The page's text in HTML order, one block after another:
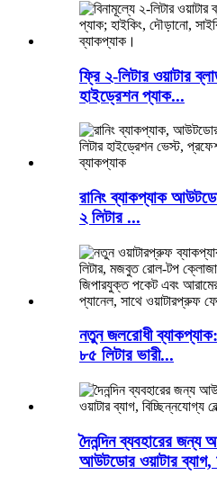
ফ্রি ২-লিটার ওয়াটার
হাইড্রেশন প্যাক...
রানিং ব্যাকপ্যাক
২ লিটার ...
নতুন জলরোধী
৮৫ লিটার ভারী...
দৈনন্দিন ব্যবহারের
আউটডোর ওয়াটার ব্যাগ,